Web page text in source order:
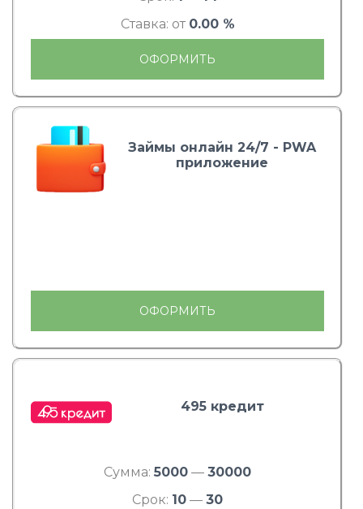
Ставка: от 0.00 %
ОФОРМИТЬ
Займы онлайн 24/7 - PWA
приложение
ОФОРМИТЬ
495 кредит
Сумма: 5000 — 30000
Срок: 10 — 30